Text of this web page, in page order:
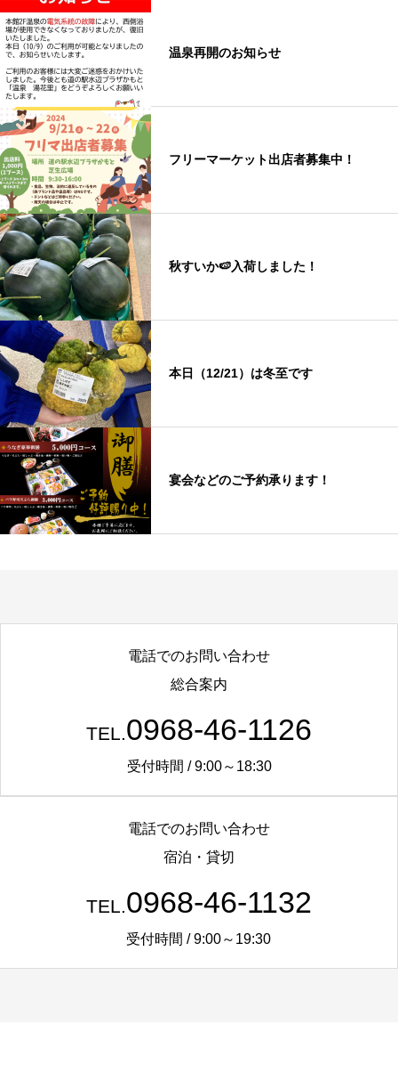
温泉再開のお知らせ
フリーマーケット出店者募集中！
秋すいか🍉入荷しました！
本日（12/21）は冬至です
宴会などのご予約承ります！
電話でのお問い合わせ
総合案内
TEL.0968-46-1126
受付時間 / 9:00～18:30
電話でのお問い合わせ
宿泊・貸切
TEL.0968-46-1132
受付時間 / 9:00～19:30